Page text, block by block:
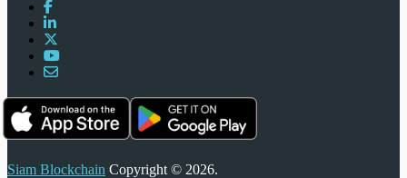
Siam Blockchain Copyright © 2026.